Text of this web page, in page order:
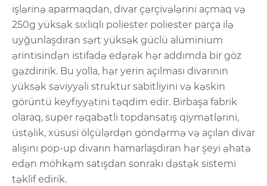
işlərinə aparmaqdan, divar çərçivələrini açmaq və
250g yüksək sıxlıqlı poliester poliester parça ilə
uyğunlaşdıran sərt yüksək güclü alüminium
ərintisindən istifadə edərək hər addımda bir göz
gəzdiririk. Bu yolla, hər yerin açılması divarının
yüksək səviyyəli struktur sabitliyini və kəskin
görüntü keyfiyyətini təqdim edir. Birbaşa fabrik
olaraq, super rəqabətli topdansatış qiymətlərini,
üstəlik, xüsusi ölçülərdən göndərmə və açılan divar
alışını pop-up divarın hamarlaşdıran hər şeyi əhatə
edən möhkəm satışdan sonrakı dəstək sistemi
təklif edirik.